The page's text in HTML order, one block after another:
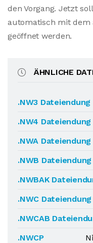
den Vorgang. Jetzt
automatisch mit dem
geöffnet werden.
ÄHNLICHE
.NW3 Dateiendung
.NW4 Dateiendung
.NWA Dateiendung
.NWB Dateiendung
.NWBAK
.NWC Dateiendung
.NWCAB
.NWCP